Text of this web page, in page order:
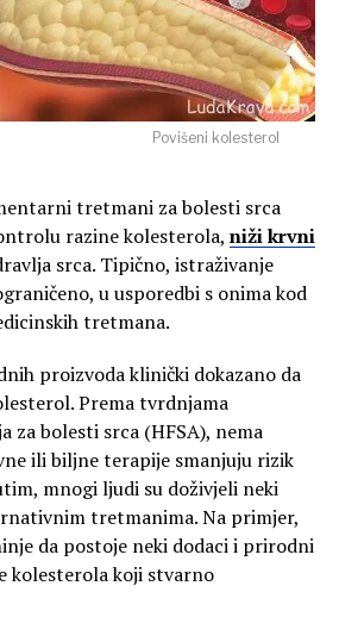
Povišeni kolesterol
tretmani za bolesti srca
razine kolesterola, niži krvni
srca. Tipično, istraživanje
u usporedbi s onima kod
tretmana.
proizvoda klinički dokazano da
Prema tvrdnjama
za bolesti srca (HFSA), nema
ili biljne terapije smanjuju rizik
mnogi ljudi su doživjeli neki
tretmanima. Na primjer,
da postoje neki dodaci i prirodni
kolesterola koji stvarno